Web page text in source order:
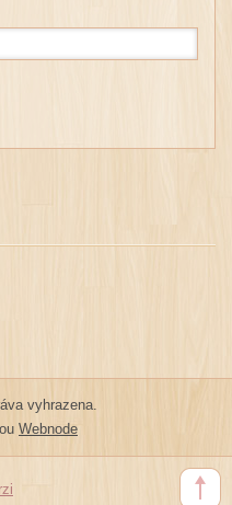
vyhrazena.
Webnode